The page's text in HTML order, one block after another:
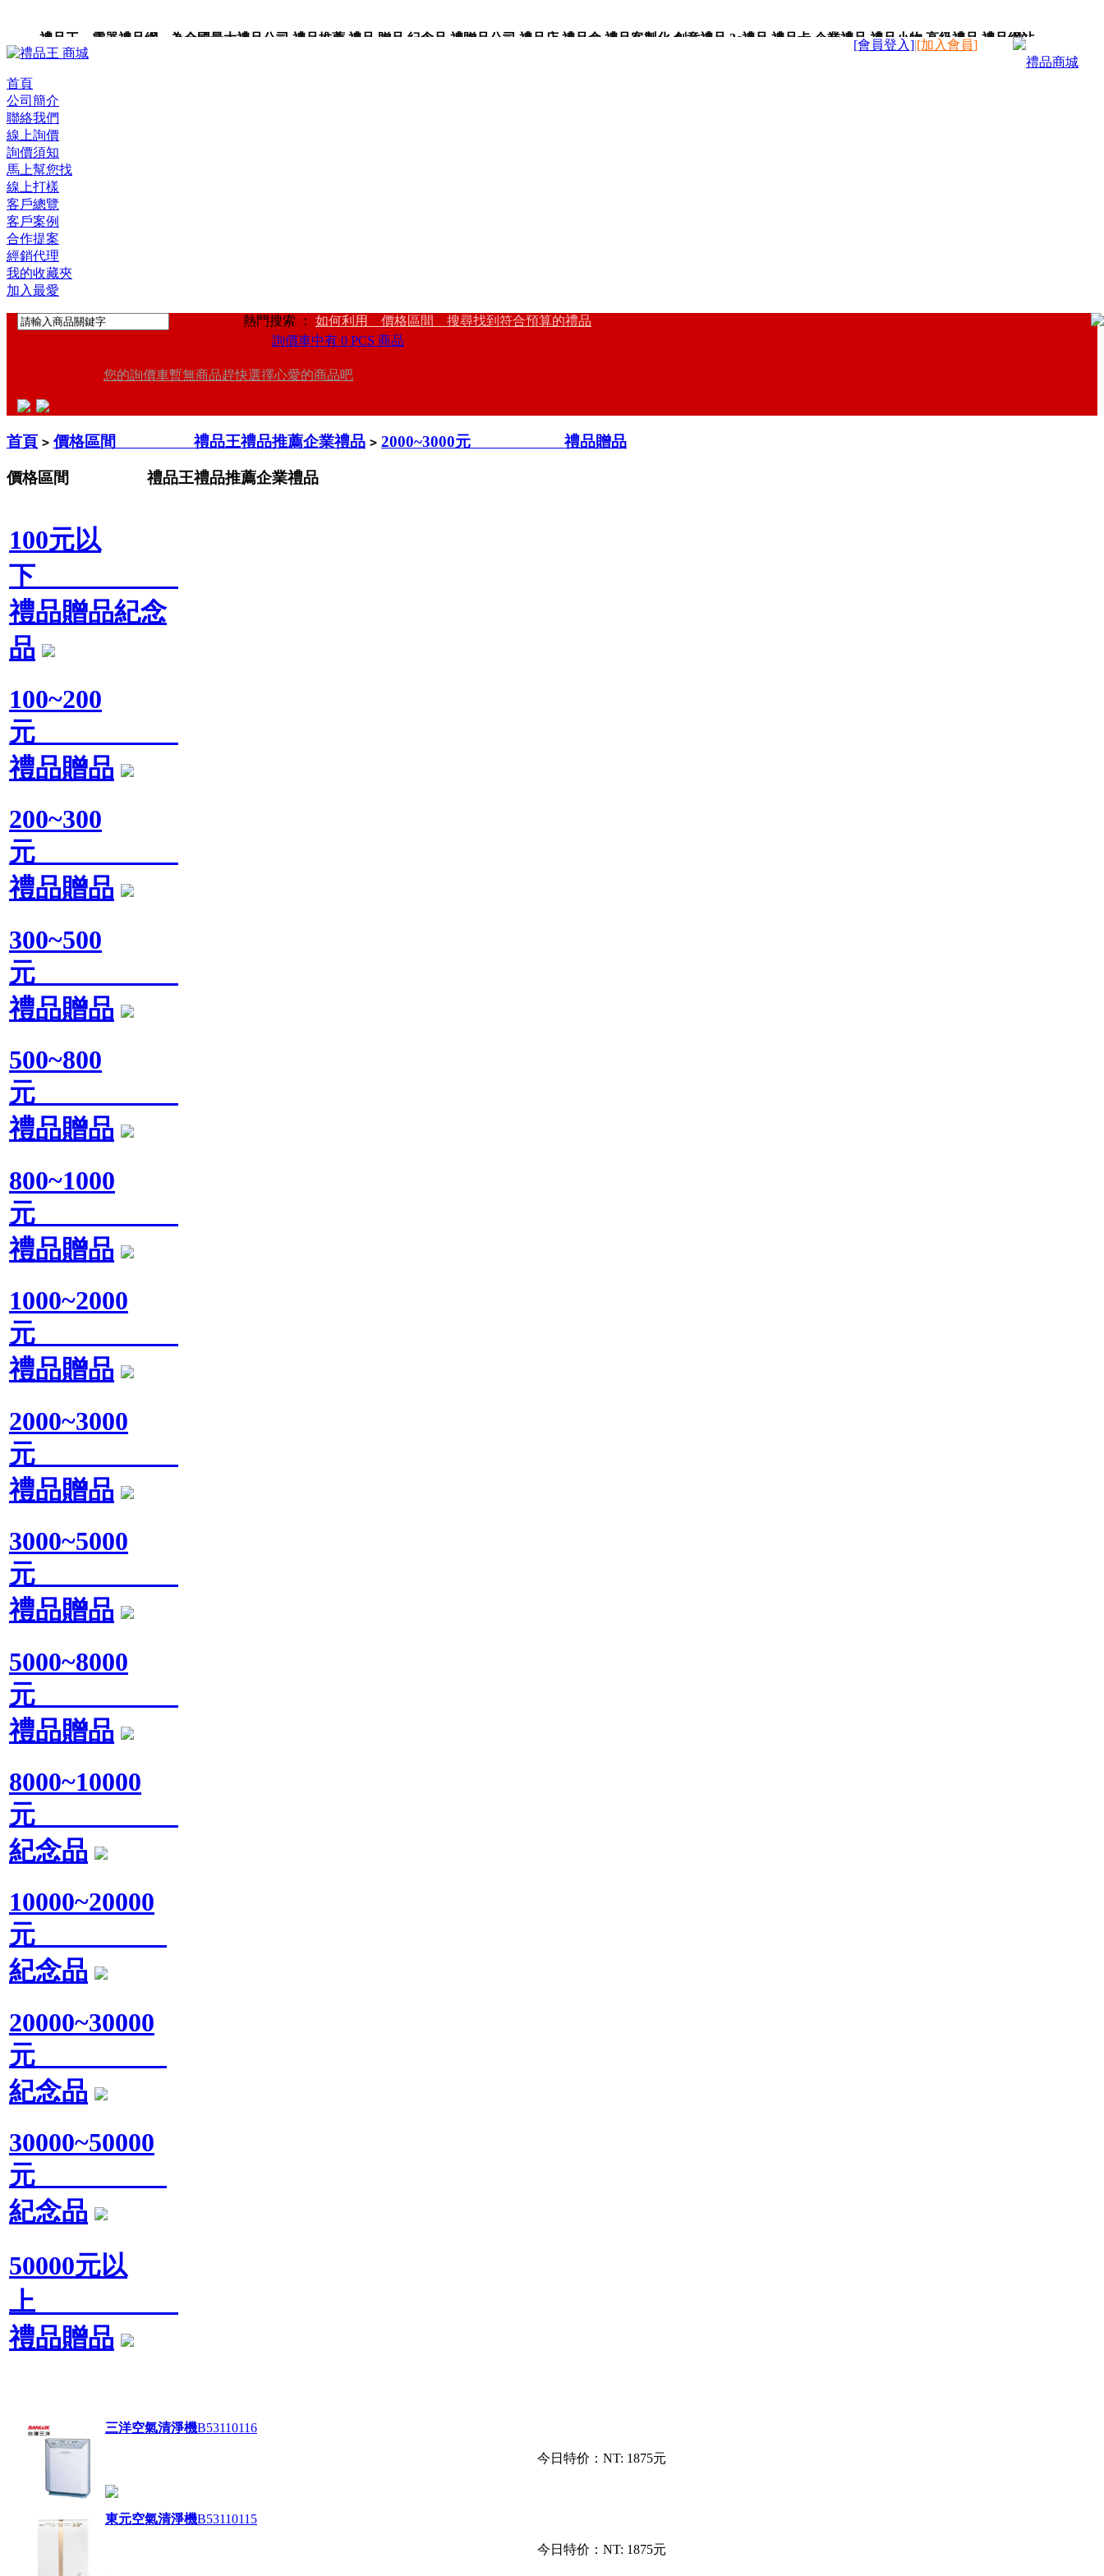
禮品王 電器禮品網 為全國最大禮品公司,禮品推薦,禮品,贈品,紀念品,禮贈品公司,禮品店,禮品盒,禮品客製化,創意禮品,3c禮品,禮品卡,企業禮品,禮品小物,高級禮品,禮品網站。
禮品商城
[會員登入]|[加入會員]
首頁
公司簡介
聯絡我們
線上詢價
詢價須知
馬上幫您找
線上打樣
客戶總覽
客戶案例
合作提案
經銷代理
我的收藏夾
加入最愛
熱門搜索 ： 如何利用 價格區間 搜尋找到符合預算的禮品
詢價車中有 0 PCS 商品
您的詢價車暫無商品趕快選擇心愛的商品吧
首頁 > 價格區間 禮品王禮品推薦企業禮品 > 2000~3000元 禮品贈品
價格區間 禮品王禮品推薦企業禮品
100元以
下
禮品贈品紀念
品
100~200
元
禮品贈品
200~300
元
禮品贈品
300~500
元
禮品贈品
500~800
元
禮品贈品
800~1000
元
禮品贈品
1000~2000
元
禮品贈品
2000~3000
元
禮品贈品
3000~5000
元
禮品贈品
5000~8000
元
禮品贈品
8000~10000
元
紀念品
10000~20000
元
紀念品
20000~30000
元
紀念品
30000~50000
元
紀念品
50000元以
上
禮品贈品
三洋空氣清淨機B53110116
今日特价： NT: 1875元
東元空氣清淨機B53110115
今日特价： NT: 1875元